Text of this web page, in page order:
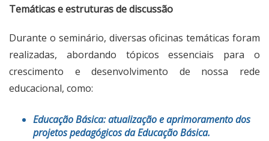
Temáticas e estruturas de discussão
Durante o seminário, diversas oficinas temáticas foram
realizadas, abordando tópicos essenciais para o
crescimento e desenvolvimento de nossa rede
educacional, como:
Educação Básica:atualização e aprimoramento dos
projetos pedagógicos da Educação Básica.